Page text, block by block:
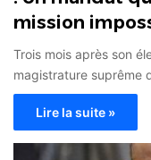
mission
Trois mois après son
magistrature suprême
Lire la suite »